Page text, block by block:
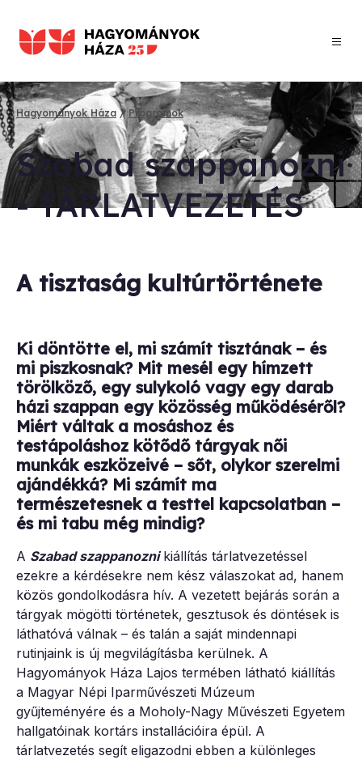
tartalomra
Morzsa
Hagyományok Háza Programok
Sza­bad szap­pa­noz­ni
- TÁR­LAT­VE­ZE­TÉS
A tisztaság kultúrtörténete
Ki döntötte el, mi számít tisztának – és
mi piszkosnak? Mit mesél egy hímzett
törölköző, egy sulykoló vagy egy darab
házi szappan egy közösség működéséről?
Miért váltak a mosáshoz és
testápoláshoz kötődő tárgyak női
munkák eszközeivé – sőt, olykor szerelmi
ajándékká? Mi számít ma
természetesnek a testtel kapcsolatban –
és mi tabu még mindig?
A Szabad szappanoznikiállítás tárlatvezetéssel
ezekre a kérdésekre nem kész válaszokat ad, hanem
közös gondolkodásra hív. A vezetett bejárás során a
tárgyak mögötti történetek, gesztusok és döntések is
láthatóvá válnak – és talán a saját mindennapi
rutinjaink is új megvilágításba kerülnek. A
Hagyományok Háza Lajos termében látható kiállítás
a Magyar Népi Iparművészeti Múzeum
gyűjteményére és a Moholy-Nagy Művészeti Egyetem
hallgatóinak kortárs installációira épül. A
tárlatvezetés segít eligazodni ebben a különleges